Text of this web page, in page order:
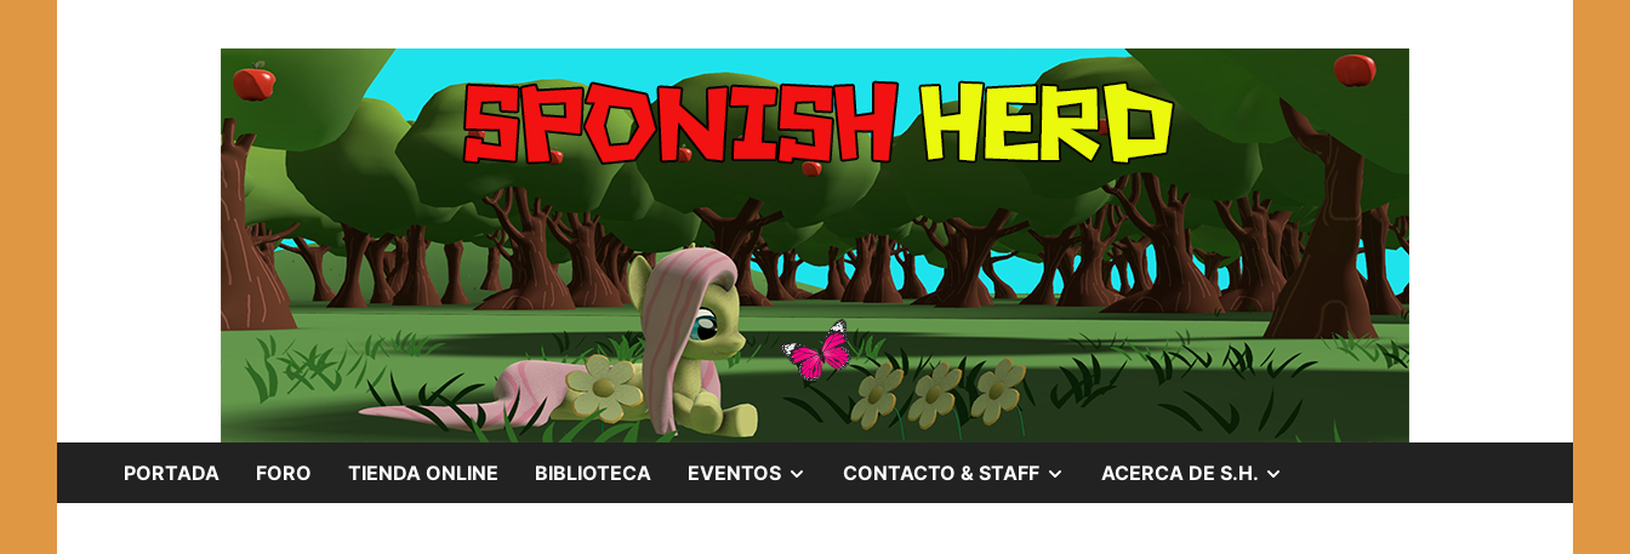
SPONISH HERD
PORTADA FORO TIENDA ONLINE BIBLIOTECA EVENTOS MOSTRAR
CONTACTO & STAFF MOSTRAR
ACERCA DE S.H.